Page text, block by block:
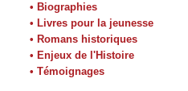
• Biographies
• Livres pour la jeunesse
• Romans historiques
• Enjeux de l'Histoire
• Témoignages